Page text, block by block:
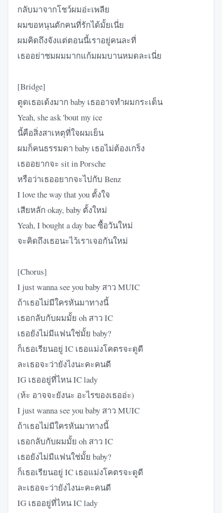
กลับมาจากโชว์ผมอ่ะเพลีย
ผมขอหนุนตักคนที่รักได้มั้ยเนี่ย
ผมคิดถึงจังแต่ตอนนี้เราอยู่คนละที่
เธออย่าชมผมมากแก้มผมบานหมดละเนี่ย
[Bridge]
ตูดเธอเด้งมาก baby เธออาจทำผมกระเด็น
Yeah, she ask 'bout my ice
นี้คือสิ่งสาเหตุที่ใจผมเย็น
ผมก็คนธรรมดา baby เธอไม่ต้องเกร็ง
เธออยากจะ sit in Porsche
หรือว่าเธออยากจะไปกับ Benz
I love the way that you ตั้งใจ
เสียหลัก okay, baby ตั้งใหม่
Yeah, I bought a day bae ซื้อวันใหม่
จะคิดถึงเธอนะไว้เราเจอกันใหม่
[Chorus]
I just wanna see you baby สาว MUIC
ถ้าเธอไม่มีใครหันมาทางนี้
เธอกลับกับผมมั้ย oh สาว IC
เธอยังไม่มีแฟนใช่มั้ย baby?
ก็เธอเรียนอยู่ IC เธอแม่งโคตรจะดูดี
ละเธอจะว่ายังไงนะคะคนดี
IG เธออยู่ที่ไหน IC lady
(ห้ะ อาจจะยังนะ อะไรของเธออ่ะ)
I just wanna see you baby สาว MUIC
ถ้าเธอไม่มีใครหันมาทางนี้
เธอกลับกับผมมั้ย oh สาว IC
เธอยังไม่มีแฟนใช่มั้ย baby?
ก็เธอเรียนอยู่ IC เธอแม่งโคตรจะดูดี
ละเธอจะว่ายังไงนะคะคนดี
IG เธออยู่ที่ไหน IC lady